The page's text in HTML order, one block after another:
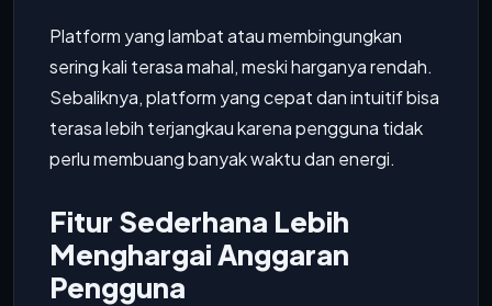
Platform yang lambat atau membingungkan
sering kali terasa mahal, meski harganya rendah.
Sebaliknya, platform yang cepat dan intuitif bisa
terasa lebih terjangkau karena pengguna tidak
perlu membuang banyak waktu dan energi.
Fitur Sederhana Lebih
Menghargai Anggaran
Pengguna